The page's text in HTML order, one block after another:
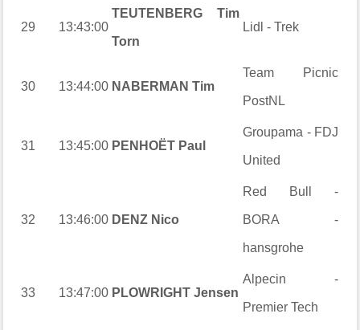
29 13:43:00
TEUTENBERG Tim
Torn
Lidl - Trek
30 13:44:00 NABERMAN Tim
Team Picnic
PostNL
31 13:45:00 PENHOËT Paul
Groupama - FDJ
United
32 13:46:00 DENZ Nico
Red Bull -
BORA -
hansgrohe
33 13:47:00 PLOWRIGHT Jensen
Alpecin -
Premier Tech